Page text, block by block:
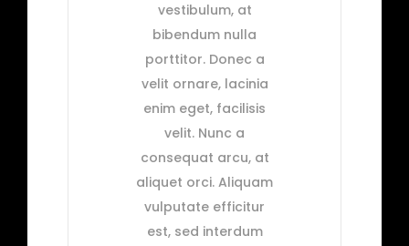
vestibulum, at
bibendum nulla
porttitor. Donec a
velit ornare, lacinia
enim eget, facilisis
velit. Nunc a
consequat arcu, at
aliquet orci. Aliquam
vulputate efficitur
est, sed interdum